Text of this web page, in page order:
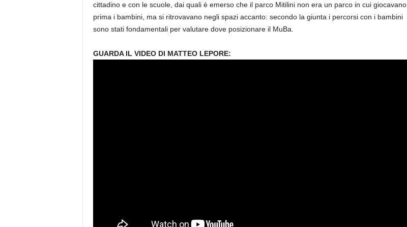
cittadino e con le scuole, dai quali è emerso che il parco Mitilini non era un parco in cui giocavano
prima i bambini, ma si ritrovavano negli spazi accanto: secondo la giunta i percorsi con i bambini
sono stati fondamentali per valutare dove posizionare il MuBa.
GUARDA IL VIDEO DI MATTEO LEPORE: